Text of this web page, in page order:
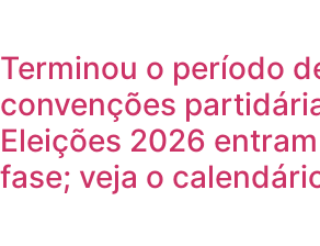
Terminou o período
convenções
Eleições 2026
fase; veja o